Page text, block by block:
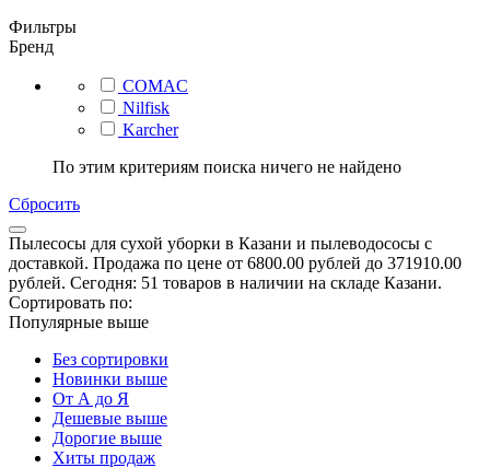
Фильтры
Бренд
COMAC
Nilfisk
Karcher
По этим критериям поиска ничего не найдено
Сбросить
Пылесосы для сухой уборки в Казани и пылеводососы с
доставкой. Продажа по цене от 6800.00 рублей до 371910.00
рублей. Сегодня: 51 товаров в наличии на складе Казани.
Сортировать по:
Популярные выше
Без сортировки
Новинки выше
От А до Я
Дешевые выше
Дорогие выше
Хиты продаж